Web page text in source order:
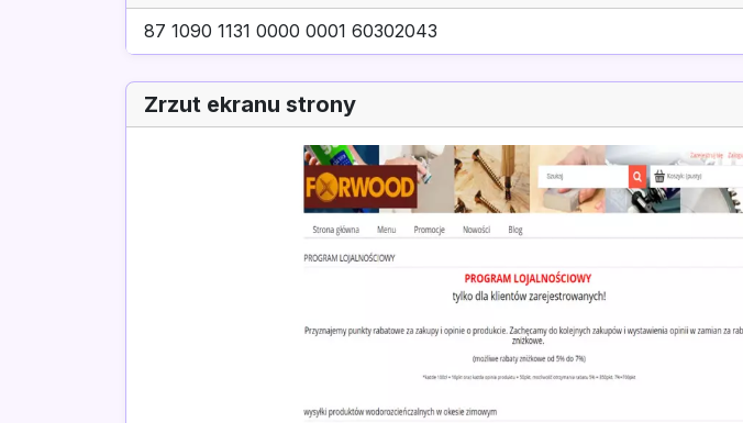
87 1090 1131 0000 0001 60302043
Zrzut ekranu strony